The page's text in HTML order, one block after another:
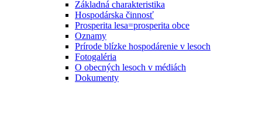
Základná charakteristika
Hospodárska činnosť
Prosperita lesa=prosperita obce
Oznamy
Prírode blízke hospodárenie v lesoch
Fotogaléria
O obecných lesoch v médiách
Dokumenty